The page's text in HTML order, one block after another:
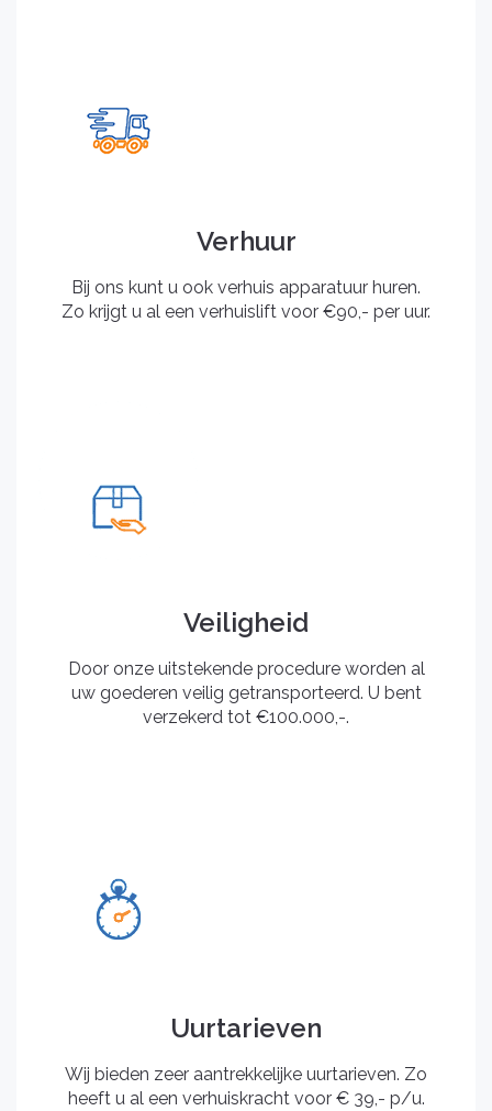
Verhuur
Bij ons kunt u ook verhuis apparatuur huren.
Zo krijgt u al een verhuislift voor €90,- per uur.
Veiligheid
Door onze uitstekende procedure worden al
uw goederen veilig getransporteerd. U bent
verzekerd tot €100.000,-.
Uurtarieven
Wij bieden zeer aantrekkelijke uurtarieven. Zo
heeft u al een verhuiskracht voor € 39,- p/u.